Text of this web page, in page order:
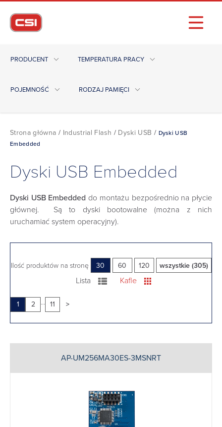
PRODUCENT TEMPERATURA PRACY
POJEMNOŚĆ RODZAJ PAMIĘCI
Strona główna / Industrial Flash / Dyski USB / Dyski USB
Embedded
Dyski USB Embedded
Dyski USB Embedded do montażu bezpośrednio na płycie
głównej. Są to dyski bootowalne (można z nich
uruchamiać system operacyjny).
Ilość produktów na stronę 30 60 120 wszystkie (305)
Lista Kafle
1 2 ... 11 >
AP-UM256MA30ES-3MSNRT